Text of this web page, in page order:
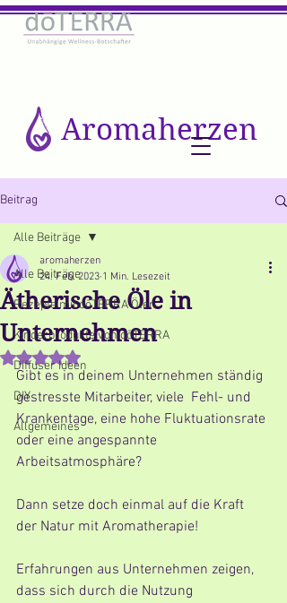
Aromaherzen
Beitrag
Alle Beiträge
Rezepte mit dōTERRA Ölen
Kinderprodukte von dōTERRA
Diffuser Ideen
DIY
Allgemeines
Alle Beiträge
Ätherische Öle in
Unternehmen
aromaherzen
24. Feb. 2023 1 Min. Lesezeit
Mit NaN von 5 Sternen bewertet.
Gibt es in deinem Unternehmen ständig
gestresste Mitarbeiter, viele  Fehl- und
Krankentage, eine hohe Fluktuationsrate
oder eine angespannte
Arbeitsatmosphäre?
Dann setze doch einmal auf die Kraft
der Natur mit Aromatherapie!
Erfahrungen aus Unternehmen zeigen,
dass sich durch die Nutzung